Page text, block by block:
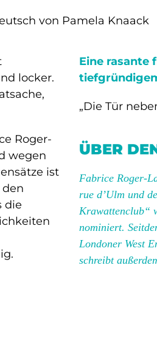
von Pamela Knaack
locker.
Roger-
wegen
ist
den
die
Eine rasante
„Die Tür
ÜBER
Fabrice Roger-
rue d’Ulm und
Krawattenclub“
nominiert.
Londoner West
schreibt